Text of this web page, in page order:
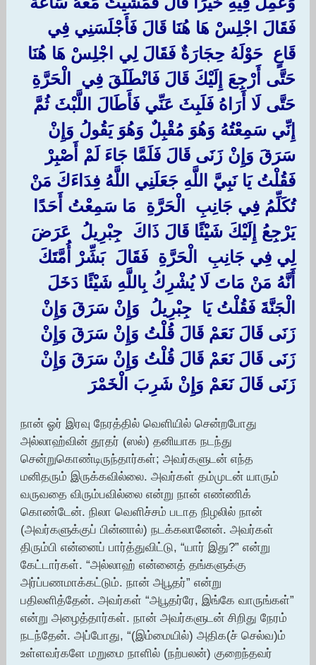
فَقَالَ اجْلِسْ هَا هُنَا قَالَ فَأَجْلَسَنِي فِي ‏
‏قَاعٍ ‏ ‏حَوْلَهُ حِجَارَةٌ فَقَالَ لِي اجْلِسْ هَا هُنَا
حَتَّى أَرْجِعَ إِلَيْكَ قَالَ فَانْطَلَقَ فِي ‏ ‏الْحَرَّةِ ‏
‏حَتَّى لَا أَرَاهُ فَلَبِثَ عَنِّي فَأَطَالَ اللَّبْثَ ثُمَّ
إِنِّي سَمِعْتُهُ وَهُوَ مُقْبِلٌ وَهُوَ يَقُولُ وَإِنْ
سَرَقَ وَإِنْ زَنَى قَالَ فَلَمَّا جَاءَ لَمْ أَصْبِرْ
فَقُلْتُ يَا نَبِيَّ اللَّهِ جَعَلَنِي اللَّهُ فِدَاءَكَ مَنْ
تُكَلِّمُ فِي جَانِبِ ‏ ‏الْحَرَّةِ ‏ ‏مَا سَمِعْتُ أَحَدًا
يَرْجِعُ إِلَيْكَ شَيْئًا قَالَ ذَاكَ ‏ ‏جِبْرِيلُ ‏ ‏عَرَضَ
لِي فِي جَانِبِ ‏ ‏الْحَرَّةِ ‏ ‏فَقَالَ ‏ ‏بَشِّرْ أُمَّتَكَ
أَنَّهُ مَنْ مَاتَ لَا يُشْرِكُ بِاللَّهِ شَيْئًا دَخَلَ
الْجَنَّةَ فَقُلْتُ يَا ‏ ‏جِبْرِيلُ ‏ ‏وَإِنْ سَرَقَ وَإِنْ
زَنَى قَالَ نَعَمْ قَالَ قُلْتُ وَإِنْ سَرَقَ وَإِنْ
زَنَى قَالَ نَعَمْ قَالَ قُلْتُ وَإِنْ سَرَقَ وَإِنْ
زَنَى قَالَ نَعَمْ وَإِنْ شَرِبَ الْخَمْرَ
நான் ஓர் இரவு நேரத்தில் வெளியில் சென்றபோது
அல்லாஹ்வின் தூதர் (ஸல்) தனியாக நடந்து
சென்றுகொண்டிருந்தார்கள்; அவர்களுடன் எந்த
மனிதரும் இருக்கவில்லை. அவர்கள் தம்முடன் யாரும்
வருவதை விரும்பவில்லை என்று நான் எண்ணிக்
கொண்டேன். நிலா வெளிச்சம் படாத நிழலில் நான்
(அவர்களுக்குப் பின்னால்) நடக்கலானேன். அவர்கள்
திரும்பி என்னைப் பார்த்துவிட்டு, “யார் இது?” என்று
கேட்டார்கள். “அல்லாஹ் என்னைத் தங்களுக்கு
அர்ப்பணமாக்கட்டும். நான் அபூதர்” என்று
பதிலளித்தேன். அவர்கள் “அபூதர்ரே, இங்கே வாருங்கள்”
என்று அழைத்தார்கள். நான் அவர்களுடன் சிறிது நேரம்
நடந்தேன். அப்போது, “(இம்மையில்) அதிக(ச் செல்வ)ம்
உள்ளவர்களே மறுமை நாளில் (நற்பலன்) குறைந்தவர்